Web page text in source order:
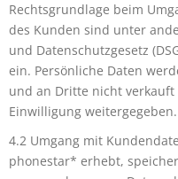
Rechtsgrundlage beim
des Kunden sind unter
und Datenschutzgesetz
ein. Persönliche Daten
und an Dritte nicht
Einwilligung weitergegeben.
4.2 Umgang mit
phonestar* erhebt,